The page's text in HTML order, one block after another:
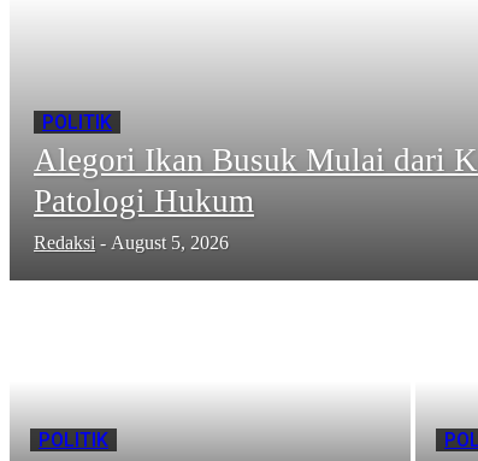
POLITIK
Alegori Ikan Busuk Mulai dari
Patologi Hukum
Redaksi - August 5, 2026
POLITIK